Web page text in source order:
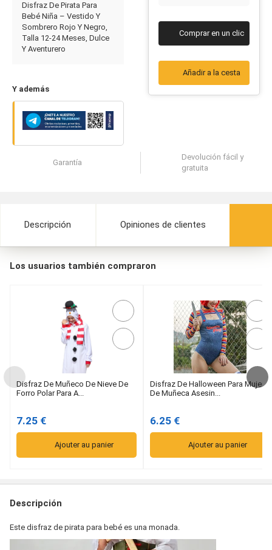
Disfraz De Pirata Para
Bebé Niña – Vestido Y
Sombrero Rojo Y Negro,
Talla 12-24 Meses, Dulce
Y Aventurero
Y además
Comprar en un clic
Añadir a la cesta
Garantía
Devolución fácil y
gratuita
Descripción Opiniones de clientes
Los usuarios también compraron
Disfraz De Muñeco De Nieve De
Forro Polar Para A...
7.25 €
Ajouter au panier
Disfraz De Halloween Para Mujer
De Muñeca Asesin...
6.25 €
Ajouter au panier
Descripción
Este disfraz de pirata para bebé es una monada.